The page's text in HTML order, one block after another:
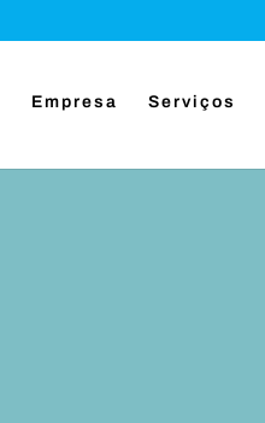
Empresa Serviços